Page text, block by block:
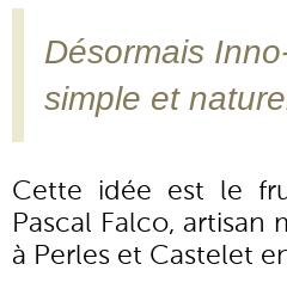
Désormais
simple et
Cette idée est le
Pascal Falco, artisan
à Perles et Castelet